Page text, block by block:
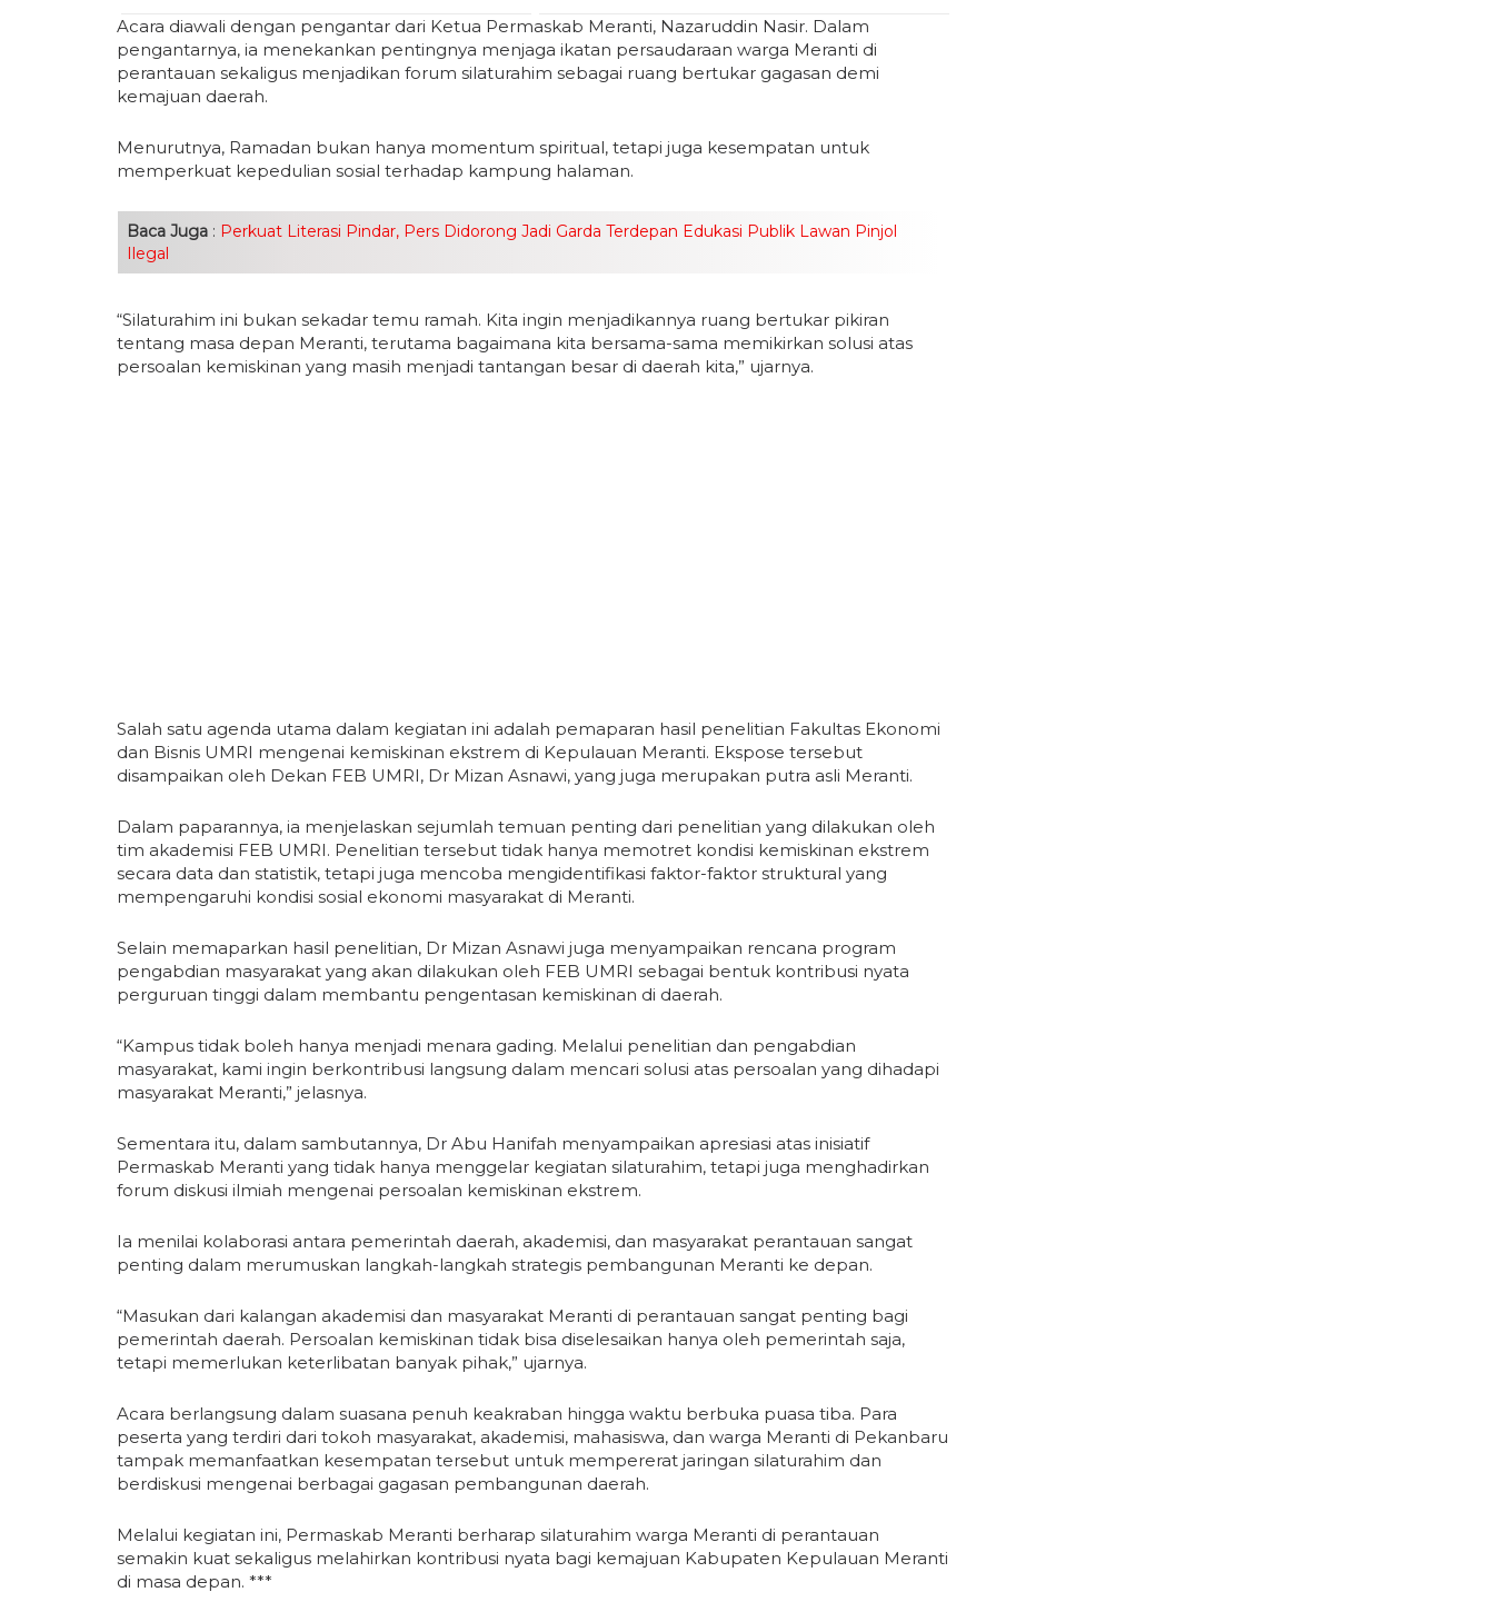
Acara diawali dengan pengantar dari Ketua Permaskab Meranti, Nazaruddin Nasir. Dalam
pengantarnya, ia menekankan pentingnya menjaga ikatan persaudaraan warga Meranti di
perantauan sekaligus menjadikan forum silaturahim sebagai ruang bertukar gagasan demi
kemajuan daerah.
Menurutnya, Ramadan bukan hanya momentum spiritual, tetapi juga kesempatan untuk
memperkuat kepedulian sosial terhadap kampung halaman.
Baca Juga : Perkuat Literasi Pindar, Pers Didorong Jadi Garda Terdepan Edukasi Publik Lawan Pinjol
Ilegal
“Silaturahim ini bukan sekadar temu ramah. Kita ingin menjadikannya ruang bertukar pikiran
tentang masa depan Meranti, terutama bagaimana kita bersama-sama memikirkan solusi atas
persoalan kemiskinan yang masih menjadi tantangan besar di daerah kita,” ujarnya.
Salah satu agenda utama dalam kegiatan ini adalah pemaparan hasil penelitian Fakultas Ekonomi
dan Bisnis UMRI mengenai kemiskinan ekstrem di Kepulauan Meranti. Ekspose tersebut
disampaikan oleh Dekan FEB UMRI, Dr Mizan Asnawi, yang juga merupakan putra asli Meranti.
Dalam paparannya, ia menjelaskan sejumlah temuan penting dari penelitian yang dilakukan oleh
tim akademisi FEB UMRI. Penelitian tersebut tidak hanya memotret kondisi kemiskinan ekstrem
secara data dan statistik, tetapi juga mencoba mengidentifikasi faktor-faktor struktural yang
mempengaruhi kondisi sosial ekonomi masyarakat di Meranti.
Selain memaparkan hasil penelitian, Dr Mizan Asnawi juga menyampaikan rencana program
pengabdian masyarakat yang akan dilakukan oleh FEB UMRI sebagai bentuk kontribusi nyata
perguruan tinggi dalam membantu pengentasan kemiskinan di daerah.
“Kampus tidak boleh hanya menjadi menara gading. Melalui penelitian dan pengabdian
masyarakat, kami ingin berkontribusi langsung dalam mencari solusi atas persoalan yang dihadapi
masyarakat Meranti,” jelasnya.
Sementara itu, dalam sambutannya, Dr Abu Hanifah menyampaikan apresiasi atas inisiatif
Permaskab Meranti yang tidak hanya menggelar kegiatan silaturahim, tetapi juga menghadirkan
forum diskusi ilmiah mengenai persoalan kemiskinan ekstrem.
Ia menilai kolaborasi antara pemerintah daerah, akademisi, dan masyarakat perantauan sangat
penting dalam merumuskan langkah-langkah strategis pembangunan Meranti ke depan.
“Masukan dari kalangan akademisi dan masyarakat Meranti di perantauan sangat penting bagi
pemerintah daerah. Persoalan kemiskinan tidak bisa diselesaikan hanya oleh pemerintah saja,
tetapi memerlukan keterlibatan banyak pihak,” ujarnya.
Acara berlangsung dalam suasana penuh keakraban hingga waktu berbuka puasa tiba. Para
peserta yang terdiri dari tokoh masyarakat, akademisi, mahasiswa, dan warga Meranti di Pekanbaru
tampak memanfaatkan kesempatan tersebut untuk mempererat jaringan silaturahim dan
berdiskusi mengenai berbagai gagasan pembangunan daerah.
Melalui kegiatan ini, Permaskab Meranti berharap silaturahim warga Meranti di perantauan
semakin kuat sekaligus melahirkan kontribusi nyata bagi kemajuan Kabupaten Kepulauan Meranti
di masa depan. ***